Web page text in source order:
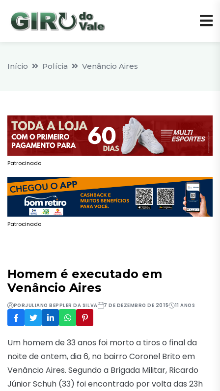
Início Polícia Venâncio Aires
Patrocinado
Patrocinado
Homem é executado em
Venâncio Aires
PORJULIANO BEPPLER DA SILVA 7 DE DEZEMBRO DE 2015 11 ANOS
Um homem de 33 anos foi morto a tiros o final da
noite de ontem, dia 6, no bairro Coronel Brito em
Venâncio Aires. Segundo a Brigada Militar, Ricardo
Júnior Schuh (33) foi encontrado por volta das 23h